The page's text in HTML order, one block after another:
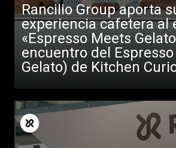
Rancilio Group aporta
experiencia cafetera al
«Espresso Meets
encuentro del Espresso
Gelato) de Kitchen